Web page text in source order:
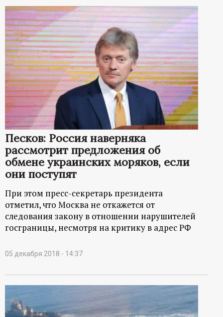
Песков: Россия наверняка
рассмотрит предложения об
обмене украинских моряков, если
они поступят
При этом пресс-секретарь президента
отметил, что Москва не откажется от
следования закону в отношении нарушителей
госграницы, несмотря на критику в адрес РФ
05 декабря 2018 - 14:37